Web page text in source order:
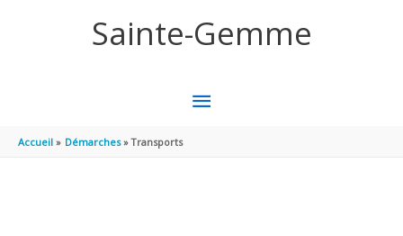
Sainte-Gemme
MENU
Accueil Démarches Transports